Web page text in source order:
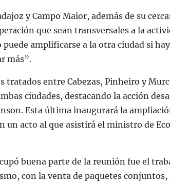
y Campo Maior, además de su
que sean transversales a la
amplificarse a la otra ciudad si
más”.
tratados entre Cabezas, Pinheiro y
ciudades, destacando la acción
Esta última inaugurará la
un acto al que asistirá el ministro de
buena parte de la reunión fue el
con la venta de paquetes